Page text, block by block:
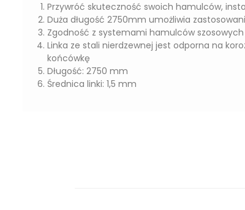
Przywróć skuteczność swoich hamulców,
Duża długość 2750mm umożliwia
Zgodność z systemami hamulców szosowych
Linka ze stali nierdzewnej jest odporna na
końcówkę
Długość: 2750 mm
Średnica linki: 1,5 mm